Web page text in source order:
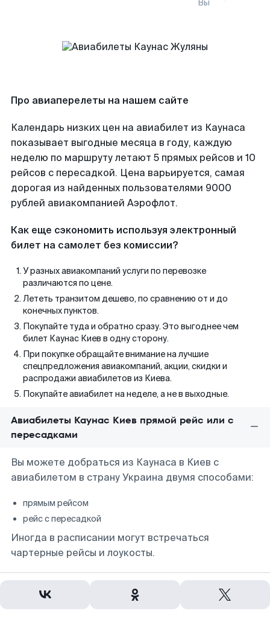
Вы
Про авиаперелеты на нашем сайте
Календарь низких цен на авиабилет из Каунаса
показывает выгодные месяца в году, каждую
неделю по маршруту летают 5 прямых рейсов и 10
рейсов с пересадкой. Цена варьируется, самая
дорогая из найденных пользователями 9000
рублей авиакомпанией Аэрофлот.
Как еще сэкономить используя электронный
билет на самолет без комиссии?
У разных авиакомпаний услуги по перевозке
различаются по цене.
Лететь транзитом дешево, по сравнению от и до
конечных пунктов.
Покупайте туда и обратно сразу. Это выгоднее чем
билет Каунас Киев в одну сторону.
При покупке обращайте внимание на лучшие
спецпредложения авиакомпаний, акции, скидки и
распродажи авиабилетов из Киева.
Покупайте авиабилет на неделе, а не в выходные.
Авиабилеты Каунас Киев прямой рейс или с
пересадками
Вы можете добраться из Каунаса в Киев с
авиабилетом в страну Украина двумя способами:
прямым рейсом
рейс с пересадкой
Иногда в расписании могут встречаться
чартерные рейсы и лоукосты.